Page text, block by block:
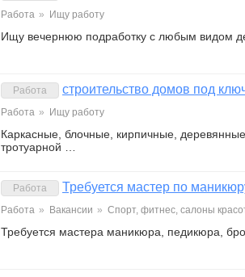
Работа » Ищу работу
Ищу вечернюю подработку с любым видом
Работа строительство домов под
Работа » Ищу работу
Каркасные, блочные, кирпичные,
тротуарной …
Работа Требуется мастер по
Работа » Вакансии » Спорт, фитнес, салоны
Требуется мастера маникюра, педикюра,